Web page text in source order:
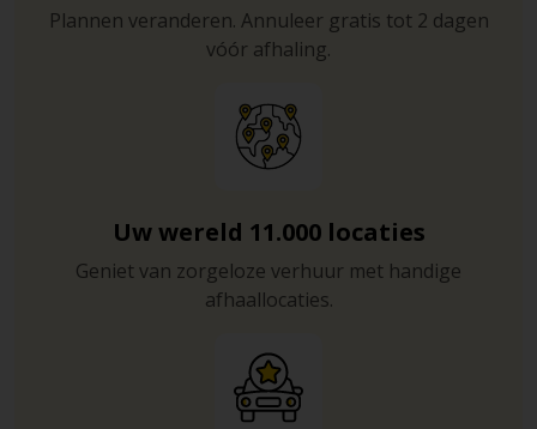
Plannen veranderen. Annuleer gratis tot 2 dagen
vóór afhaling.
Uw wereld 11.000 locaties
Geniet van zorgeloze verhuur met handige
afhaallocaties.